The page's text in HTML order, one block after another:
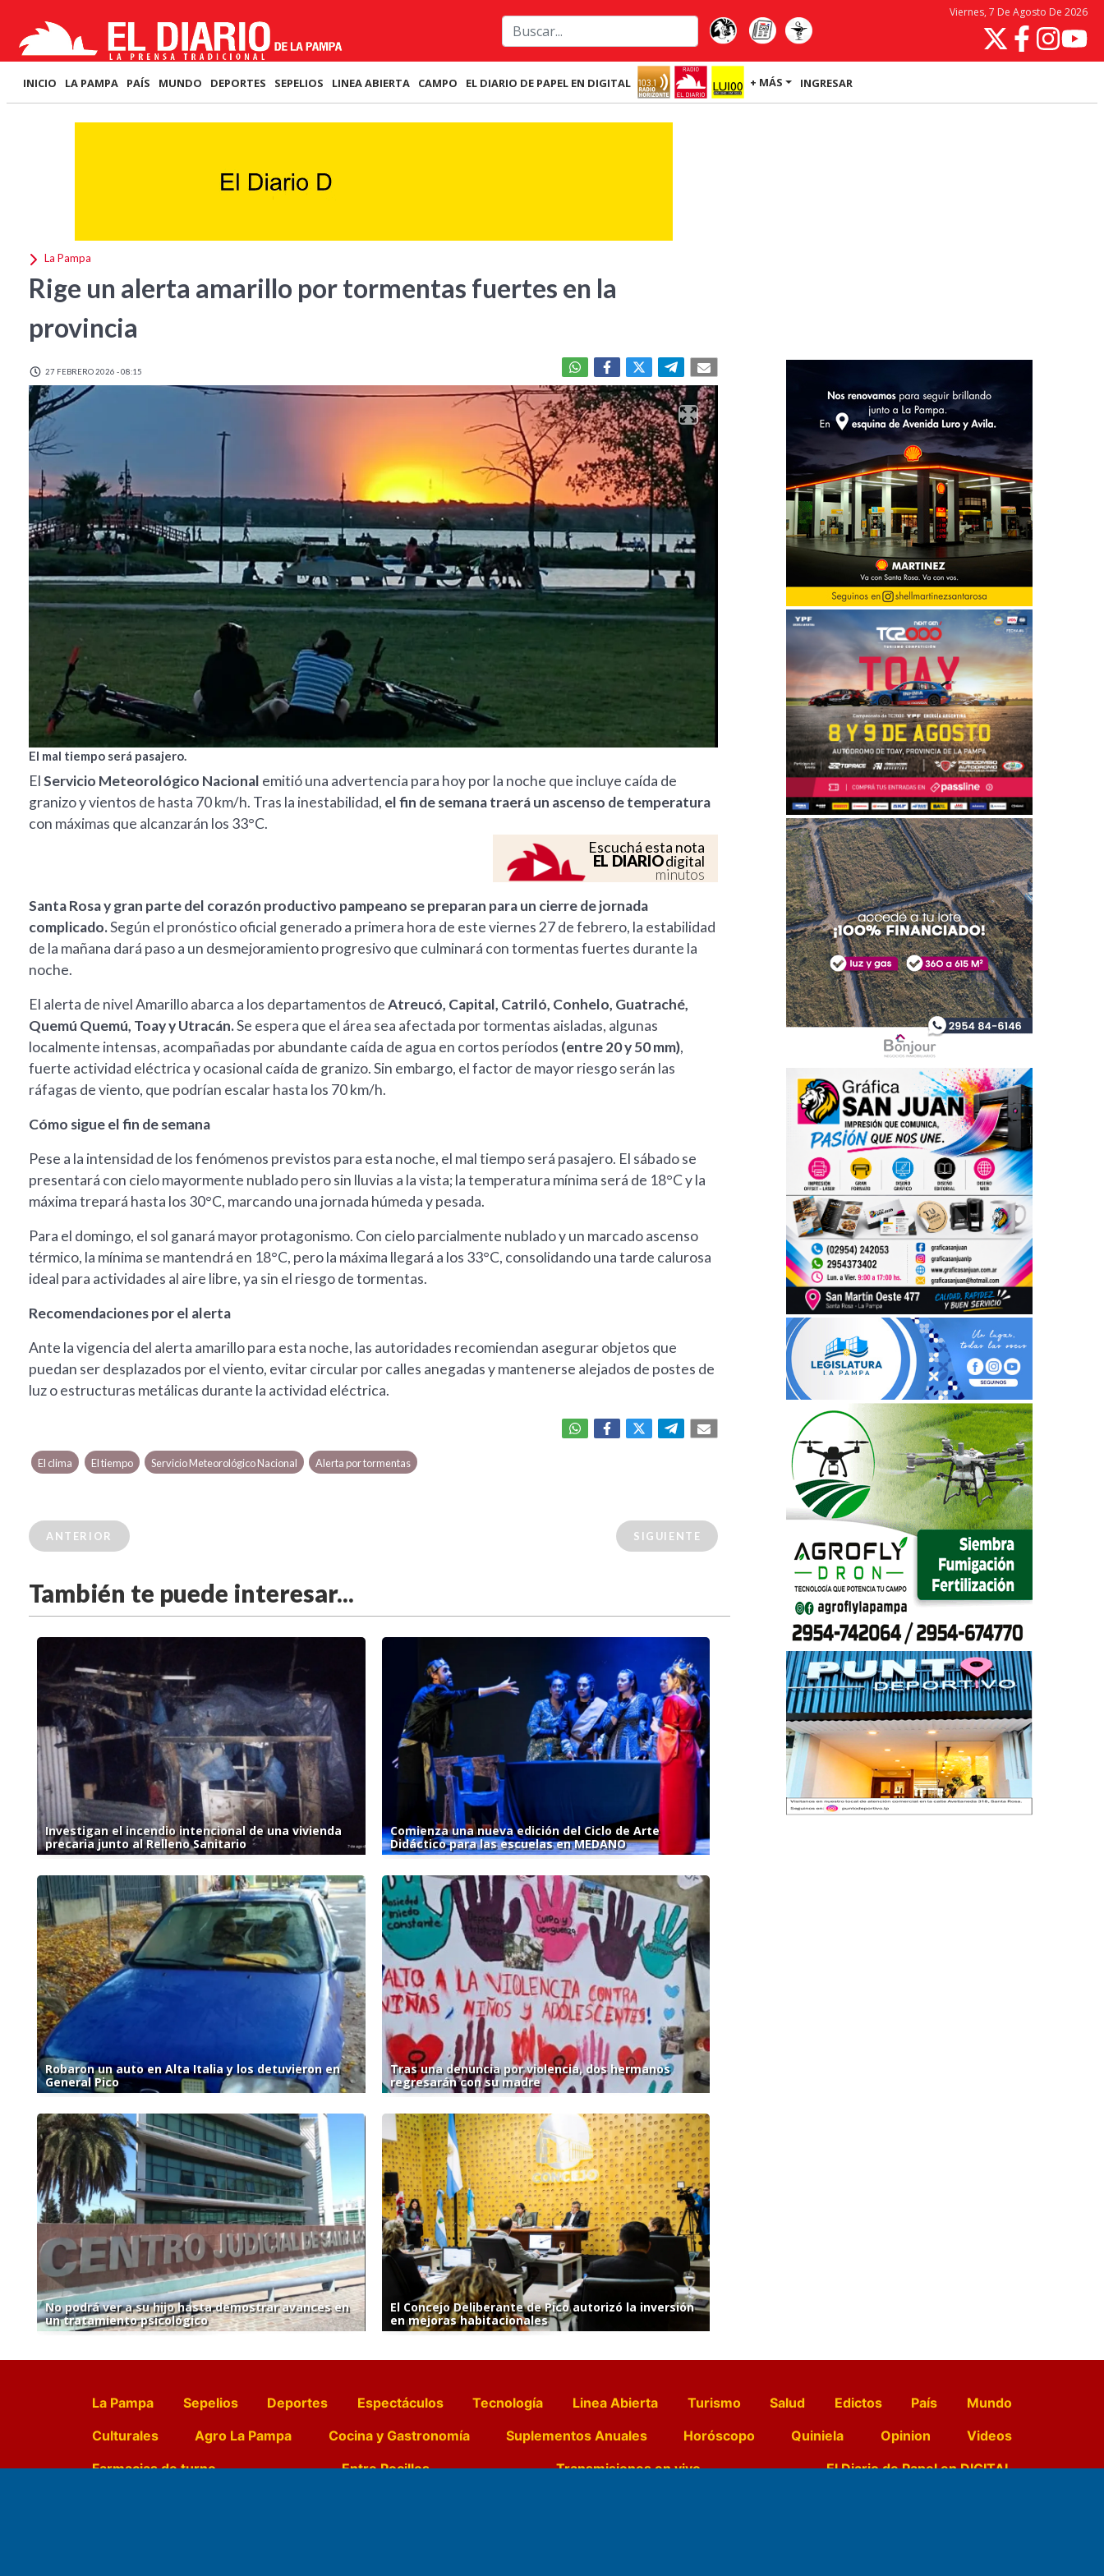
Viernes, 7 De Agosto De 2026
INICIO LA PAMPA PAÍS MUNDO DEPORTES SEPELIOS LINEA ABIERTA CAMPO EL DIARIO DE PAPEL EN DIGITAL + MÁS INGRESAR
La Pampa
Rige un alerta amarillo por tormentas fuertes en la
provincia
27 FEBRERO 2026 - 08:15
El mal tiempo será pasajero.
ElServicio Meteorológico Nacional emitió una advertencia para hoy por la noche que incluye caída de
granizo y vientos de hasta 70 km/h. Tras la inestabilidad, el fin de semana traerá un ascenso de temperatura
con máximas que alcanzarán los 33°C.
Escuchá esta nota
EL DIARIOdigital
minutos
Santa Rosa y gran parte del corazón productivo pampeano se preparan para un cierre de jornada
complicado.Según el pronóstico oficial generado a primera hora de este viernes 27 de febrero, la estabilidad
de la mañana dará paso a un desmejoramiento progresivo que culminará con tormentas fuertes durante la
noche.
El alerta de nivel Amarillo abarca a los departamentos deAtreucó, Capital, Catriló, Conhelo, Guatraché,
Quemú Quemú, Toay y Utracán.Se espera que el área sea afectada por tormentas aisladas, algunas
localmente intensas, acompañadas por abundante caída de agua en cortos períodos (entre 20 y 50 mm),
fuerte actividad eléctrica y ocasional caída de granizo. Sin embargo, el factor de mayor riesgo serán las
ráfagas de viento, que podrían escalar hasta los 70 km/h.
Cómo sigue el fin de semana
Pese a la intensidad de los fenómenos previstos para esta noche, el mal tiempo será pasajero. El sábado se
presentará con cielo mayormente nublado pero sin lluvias a la vista; la temperatura mínima será de 18°C y la
máxima trepará hasta los 30°C, marcando una jornada húmeda y pesada.
Para el domingo, el sol ganará mayor protagonismo. Con cielo parcialmente nublado y un marcado ascenso
térmico, la mínima se mantendrá en 18°C, pero la máxima llegará a los 33°C, consolidando una tarde calurosa
ideal para actividades al aire libre, ya sin el riesgo de tormentas.
Recomendaciones por el alerta
Ante la vigencia del alerta amarillo para esta noche, las autoridades recomiendan asegurar objetos que
puedan ser desplazados por el viento, evitar circular por calles anegadas y mantenerse alejados de postes de
luz o estructuras metálicas durante la actividad eléctrica.
El clima El tiempo Servicio Meteorológico Nacional Alerta por tormentas
ANTERIOR SIGUIENTE
También te puede interesar...
Investigan el incendio intencional de una vivienda
precaria junto al Relleno Sanitario
Comienza una nueva edición del Ciclo de Arte
Didáctico para las escuelas en MEDANO
Robaron un auto en Alta Italia y los detuvieron en
General Pico
Tras una denuncia por violencia, dos hermanos
regresarán con su madre
No podrá ver a su hijo hasta demostrar avances en
un tratamiento psicológico
El Concejo Deliberante de Pico autorizó la inversión
en mejoras habitacionales
La Pampa Sepelios Deportes Espectáculos Tecnología Linea Abierta Turismo Salud Edictos País
Mundo
Culturales
Agro La Pampa Cocina y Gastronomía Suplementos Anuales Horóscopo Quiniela Opinion
Videos
Farmacias de turno
Entre Pocillos Transmisiones en vivo El Diario de Papel en DIGITAL